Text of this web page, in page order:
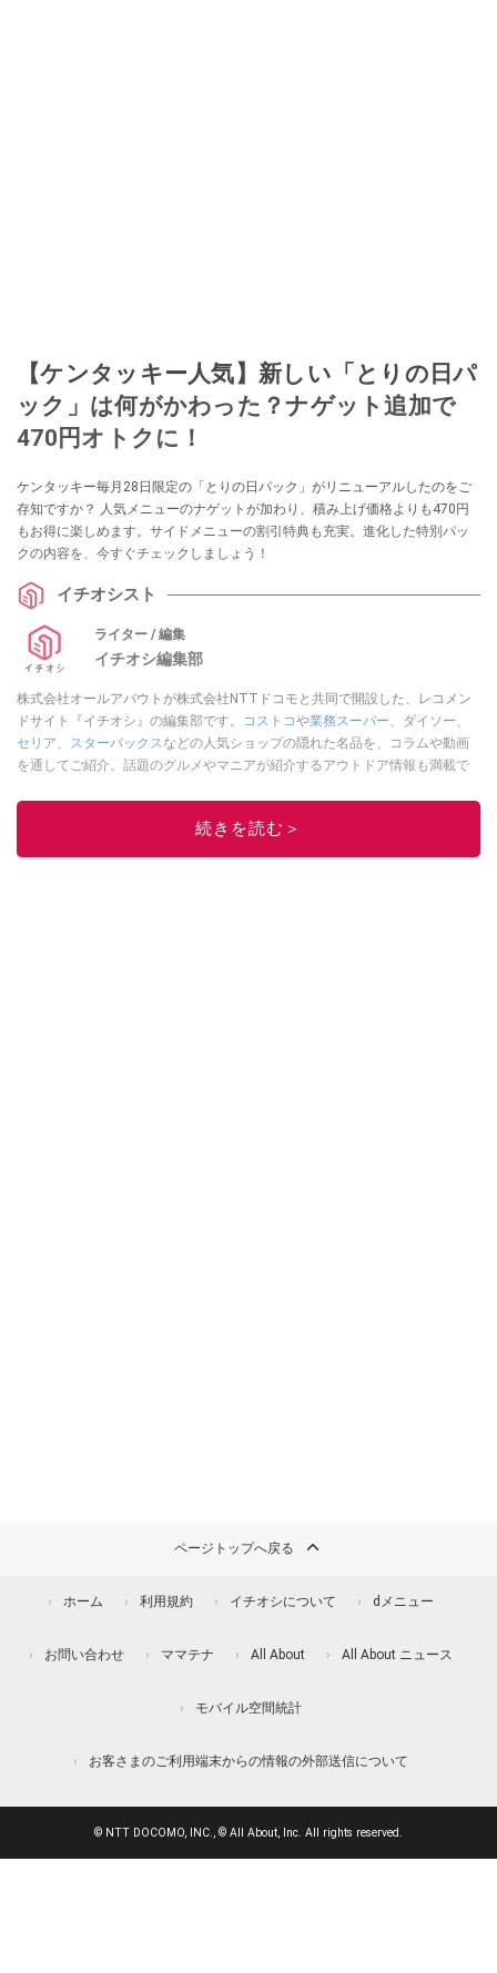
【ケンタッキー人気】新しい「とりの日パ
ック」は何がかわった？ナゲット追加で
470円オトクに！
ケンタッキー毎月28日限定の「とりの日パック」がリニューアルしたのをご
存知ですか？ 人気メニューのナゲットが加わり、積み上げ価格よりも470円
もお得に楽しめます。サイドメニューの割引特典も充実。進化した特別パッ
クの内容を、今すぐチェックしましょう！
イチオシスト
ライター / 編集
イチオシ編集部
株式会社オールアバウトが株式会社NTTドコモと共同で開設した、レコメン
ドサイト『イチオシ』の編集部です。
コストコや業務スーパー ダイソー
セリア
スターバックス などの人気ショップの隠れた名品を、コラムや動画
を通してご紹介。話題のグルメやマニアが紹介するアウトドア情報も満載で
レビューしています。毎日トレンド情報をお届けしているので、ぜひ
してください！続きを読む＞
ページトップへ戻る
ホーム 利用規約 イチオシについて dメニュー
お問い合わせ ママテナ All About All About ニュース
モバイル空間統計
お客さまのご利用端末からの情報の外部送信について
© NTT DOCOMO, INC., © All About, Inc. All rights reserved.